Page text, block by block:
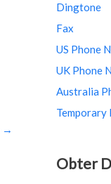
→
Dingtone
Fax
US Phone
UK Phone
Australia
Temporary
Obter